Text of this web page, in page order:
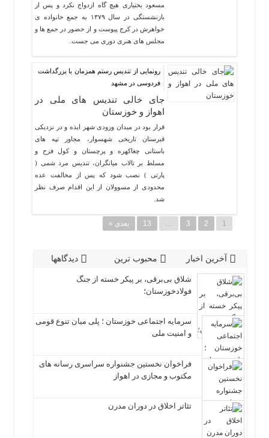
مسعود بختیاری هیچ گاه ازدواج نکرد و پس از
بازنشستگی در سال ۱۳۷۹ به جمع خانواده ی
خواهرش در کرج پیوست و از حضور در جمع ها و
مجلس های هنری دوری می جست.
رونمایی از تندیس رستم همزمان با بزرگداشت
فردوسی در مشهد
جای خالی تندیس های ملی در
اهواز و خوزستان
قرار بود در میدان ورودی شهر ایذه و در نزدیکی
قبرستان تاریخی شهسوار، مجاور تپه های
باستانی چغاکهره و پرچستان و کول فرح و
مسلط بر تالاب میانگران، تندیس مرد شمی (
پارتی ) نصب شود که پس از مخالفت عده
محدودی از مسوولان از این اقدام صرف نظر
شد.
1
2
3
…
13 بعدی »
آخرین اخبار محبوب ترین دیدگاهها
شلاق‌ بی‌برقی، بر پیکر خسته‌ از جنگ
فولادخوزستان؛
سرمایه اجتماعی خوزستان ؛ پلی میان تنوع قومی
و امنیت ملی
فراخوان نخستین جشنواره سراسری رسانه های
مکتوب و مجازی در اهواز
تئاتر اخلاق در دوران مدرن